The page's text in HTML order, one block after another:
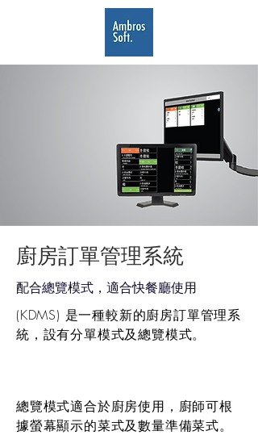
​廚房訂單管理系統
​配合總覽模式，適合快餐廳使用
(KDMS) 是一種較新的廚房訂單管理系
統，設有分單模式及總覽模式。
總覽模式適合於廚房使用，廚師可根
據螢幕顯示的菜式及數量準備菜式。